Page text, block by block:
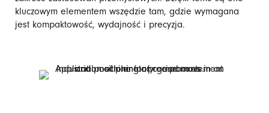
kluczowym elementem wszędzie tam, gdzie wymagana
jest kompaktowość, wydajność i precyzja.